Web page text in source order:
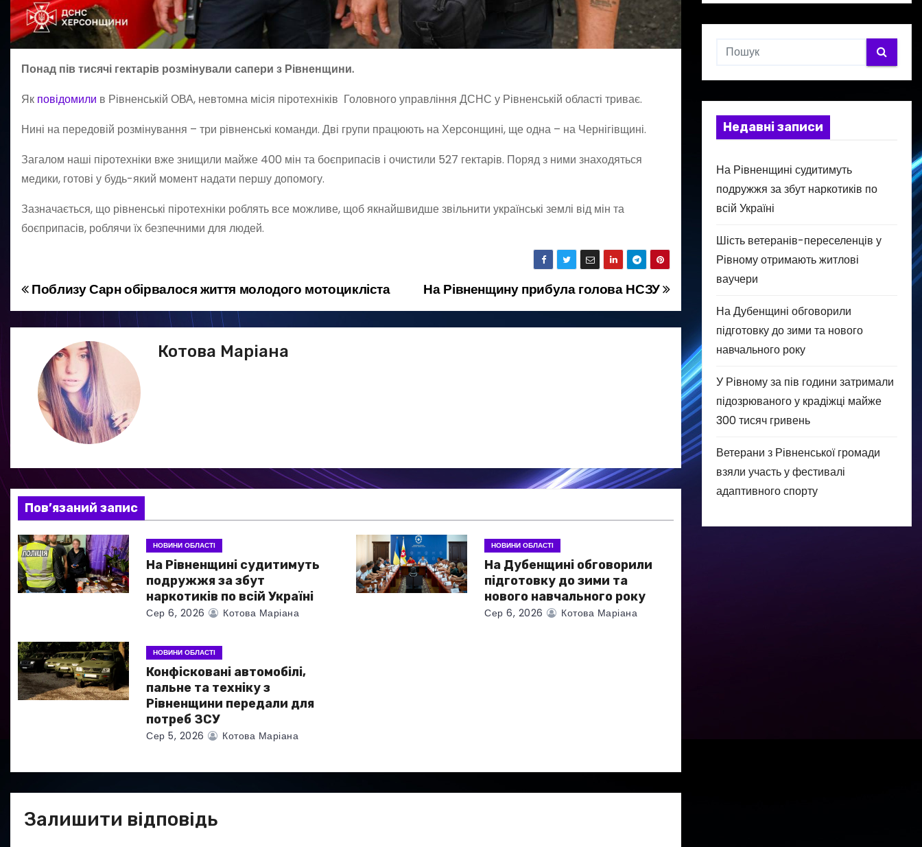
Понад пів тисячі гектарів розмінували сапери з Рівненщини.
Як повідомили в Рівненській ОВА, невтомна місія піротехніків Головного управління ДСНС у Рівненській області триває.
Нині на передовій розмінування – три рівненські команди. Дві групи працюють на Херсонщині, ще одна – на Чернігівщині.
Загалом наші піротехніки вже знищили майже 400 мін та боєприпасів і очистили 527 гектарів. Поряд з ними знаходяться
медики, готові у будь-який момент надати першу допомогу.
Зазначається, що рівненські піротехніки роблять все можливе, щоб якнайшвидше звільнити українські землі від мін та
боєприпасів, роблячи їх безпечними для людей.
Н
а
ц
і
я
з
а
и
с
і
На Рівненщину прибула голова НСЗУ
Поблизу Сарн обірвалося життя молодого мотоцикліста
Котова Маріана
Пов’язаний запис
НОВИНИ ОБЛАСТІ
На Рівненщині судитимуть
подружжя за збут
наркотиків по всій Україні
Сер 6, 2026 Котова Маріана
НОВИНИ ОБЛАСТІ
На Дубенщині обговорили
підготовку до зими та
нового навчального року
Сер 6, 2026 Котова Маріана
НОВИНИ ОБЛАСТІ
Конфісковані автомобілі,
пальне та техніку з
Рівненщини передали для
потреб ЗСУ
Сер 5, 2026 Котова Маріана
Залишити відповідь
Недавні записи
На Рівненщині судитимуть
подружжя за збут наркотиків по
всій Україні
Шість ветеранів-переселенців у
Рівному отримають житлові
ваучери
На Дубенщині обговорили
підготовку до зими та нового
навчального року
У Рівному за пів години затримали
підозрюваного у крадіжці майже
300 тисяч гривень
Ветерани з Рівненської громади
взяли участь у фестивалі
адаптивного спорту